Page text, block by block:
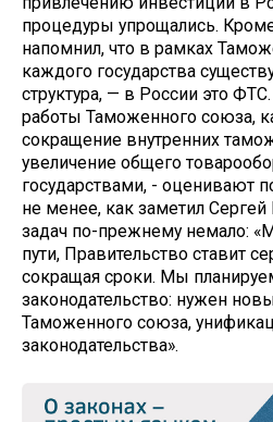
процедуры упрощались.
напомнил, что в рамках
каждого государства
структура, — в России это
работы Таможенного союза,
сокращение внутренних
увеличение общего
государствами, - оценивают
не менее, как заметил
задач по-прежнему немало:
пути, Правительство ставит
сокращая сроки. Мы
законодательство: нужен
Таможенного союза,
законодательства».